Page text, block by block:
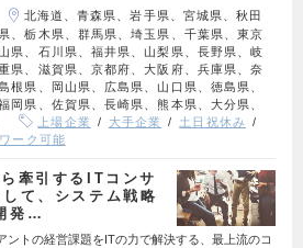
北海道、青森県、岩手県、宮城県、秋田
、栃木県、群馬県、埼玉県、千葉県、東京
県、石川県、福井県、山梨県、長野県、岐
県、滋賀県、京都府、大阪府、兵庫県、奈
根県、岡山県、広島県、山口県、徳島県、
岡県、佐賀県、長崎県、熊本県、大分県、
上場企業 大手企業
土日祝休み
ーク可能
牽引するITコンサ
て、システム戦略
発…
ントの経営課題をITの力で解決する、最上流のコ